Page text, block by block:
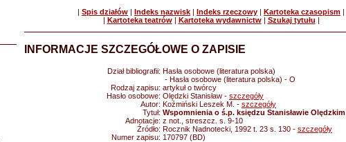
| Spis działów | Indeks nazwisk | Indeks rzeczowy | Kartoteka czasopism |
| Kartoteka teatrów| Kartoteka wydawnictw| Szukaj tytułu |
INFORMACJE SZCZEGÓŁOWE O ZAPISIE
Dział bibliografii: Hasła osobowe (literatura polska)
- Hasła osobowe (literatura polska) - O
Rodzaj zapisu: artykuł o twórcy
Hasło osobowe: Olędzki Stanisław - szczegóły
Autor: Koźmiński Leszek M. - szczegóły
Tytuł: Wspomnienia o ś.p. księdzu Stanisławie Olędzkim
Adnotacje: z not., streszcz. s. 9-10
Źródło: Rocznik Nadnotecki, 1992 t. 23 s. 130 - szczegóły
Numer zapisu: 170797 (BD)